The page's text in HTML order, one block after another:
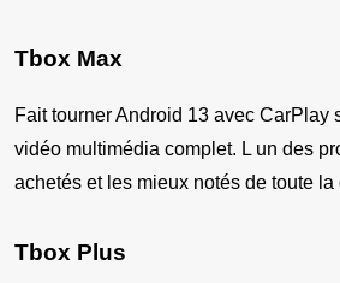
Tbox Max
Fait tourner Android 13 avec CarPlay
vidéo multimédia complet. L un des
achetés et les mieux notés de toute la
Tbox Plus